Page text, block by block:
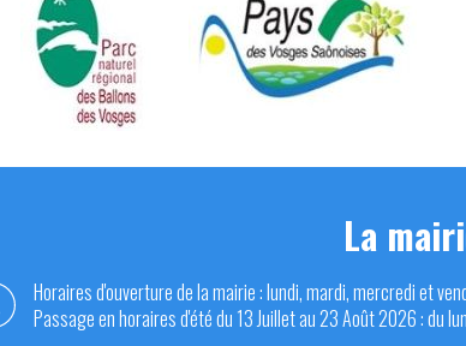
La
Horaires d'ouverture de la mairie : lundi, mardi, mercredi et
Passage en horaires d'été du 13 Juillet au 23 Août 2026 : du